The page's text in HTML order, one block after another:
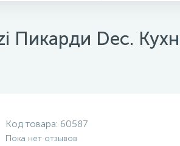
Пикарди Dec.
Код товара: 60587
Пока нет отзывов